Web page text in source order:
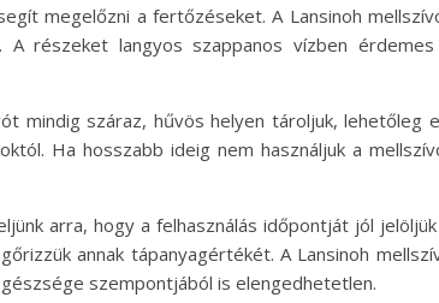
megelőzni a fertőzéseket. A Lansinoh
részeket langyos szappanos vízben
mindig száraz, hűvös helyen tároljuk,
Ha hosszabb ideig nem használjuk a
arra, hogy a felhasználás időpontját jól
annak tápanyagértékét. A Lansinoh
szempontjából is elengedhetetlen.